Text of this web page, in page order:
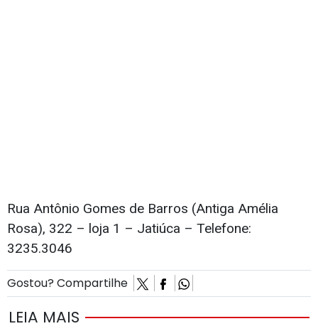
Rua Antônio Gomes de Barros (Antiga Amélia
Rosa), 322 – loja 1 – Jatiúca – Telefone:
3235.3046
Gostou? Compartilhe
LEIA MAIS